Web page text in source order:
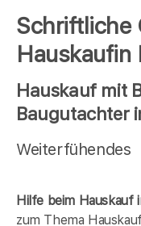
Schriftliche
Hauskaufin
Hauskauf mit
Baugutachter
Weiterfühendes
Hilfe beim Hauskauf
zum Thema